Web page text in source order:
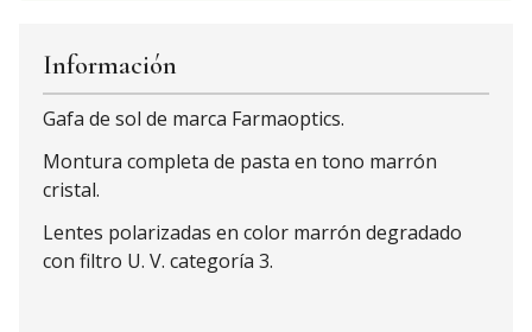
Información
Gafa de sol de marca Farmaoptics.
Montura completa de pasta en tono marrón
cristal.
Lentes polarizadas en color marrón degradado
con filtro U. V. categoría 3.